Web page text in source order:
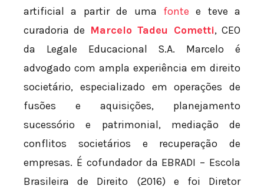
artificial a partir de uma fonte e teve a
curadoria de Marcelo Tadeu Cometti, CEO
da Legale Educacional S.A. Marcelo é
advogado com ampla experiência em direito
societário, especializado em operações de
fusões e aquisições, planejamento
sucessório e patrimonial, mediação de
conflitos societários e recuperação de
empresas. É cofundador da EBRADI – Escola
Brasileira de Direito (2016) e foi Diretor